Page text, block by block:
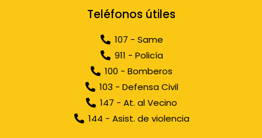
Teléfonos útiles
107 - Same
911 - Policía
100 - Bomberos
103 - Defensa Civil
147 - At. al Vecino
144 - Asist. de violencia